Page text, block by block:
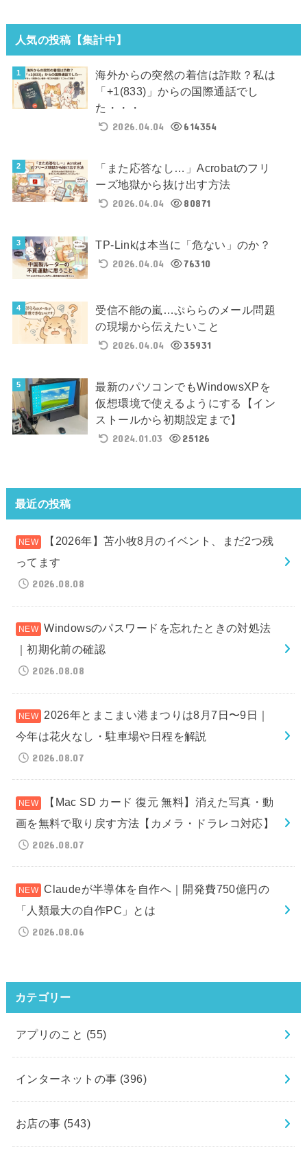
人気の投稿【集計中】
海外からの突然の着信は詐欺？私は
「+1(833)」からの国際通話でし
た・・・
2026.04.04
614354
「また応答なし…」Acrobatのフリ
ーズ地獄から抜け出す方法
2026.04.04
80871
TP-Linkは本当に「危ない」のか？
2026.04.04
76310
受信不能の嵐…ぷららのメール問題
の現場から伝えたいこと
2026.04.04
35931
最新のパソコンでもWindowsXPを
仮想環境で使えるようにする【イン
ストールから初期設定まで】
2024.01.03
25126
最近の投稿
【2026年】苫小牧8月のイベント、まだ2つ残
ってます
2026.08.08
Windowsのパスワードを忘れたときの対処法
｜初期化前の確認
2026.08.08
2026年とまこまい港まつりは8月7日〜9日｜
今年は花火なし・駐車場や日程を解説
2026.08.07
【Mac SD カード 復元 無料】消えた写真・動
画を無料で取り戻す方法【カメラ・ドラレコ対応】
2026.08.07
Claudeが半導体を自作へ｜開発費750億円の
「人類最大の自作PC」とは
2026.08.06
カテゴリー
アプリのこと (55)
インターネットの事 (396)
お店の事 (543)